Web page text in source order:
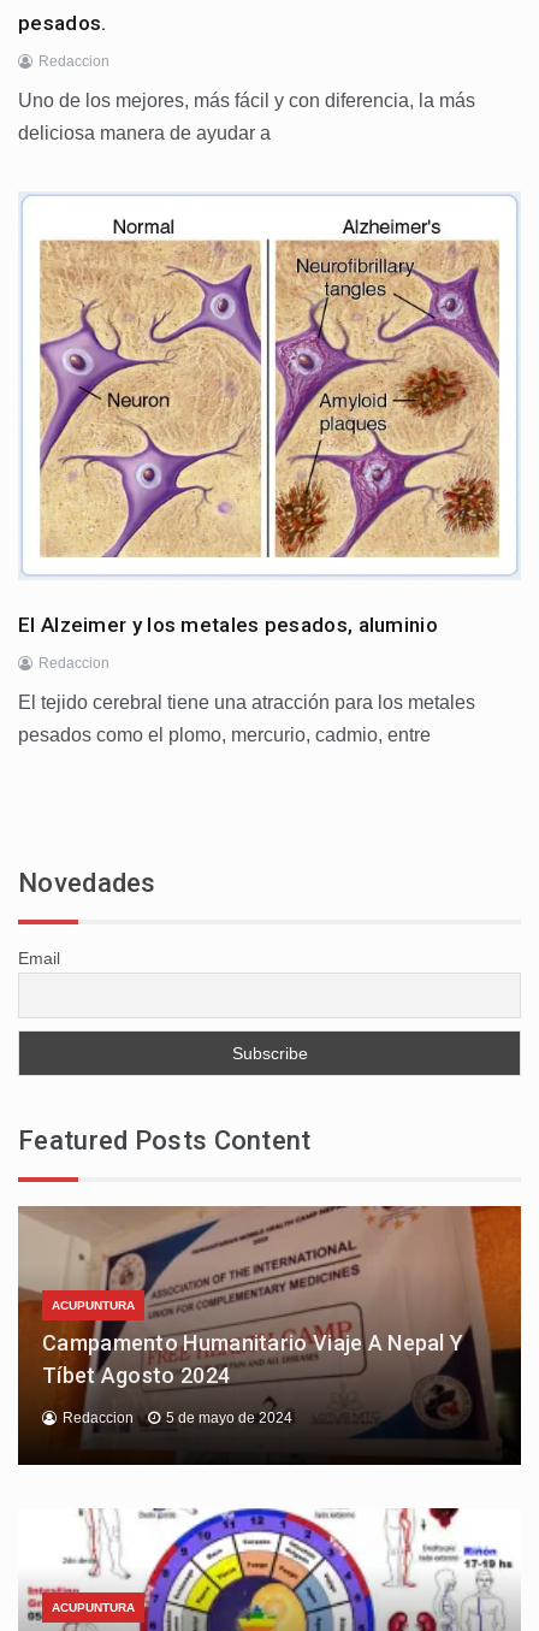
pesados.
Redaccion
Uno de los mejores, más fácil y con diferencia, la más
deliciosa manera de ayudar a
El Alzeimer y los metales pesados, aluminio
Redaccion
El tejido cerebral tiene una atracción para los metales
pesados como el plomo, mercurio, cadmio, entre
Novedades
Email
Featured Posts Content
ACUPUNTURA
Campamento Humanitario Viaje A Nepal Y
Tíbet Agosto 2024
Redaccion 5 de mayo de 2024
ACUPUNTURA